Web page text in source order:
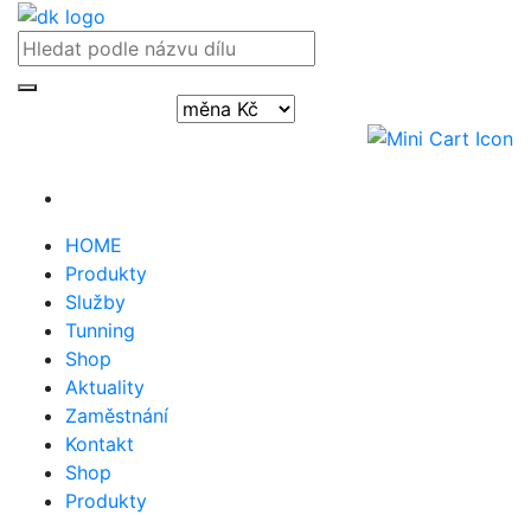
HOME
Produkty
Služby
Tunning
Shop
Aktuality
Zaměstnání
Kontakt
Shop
Produkty